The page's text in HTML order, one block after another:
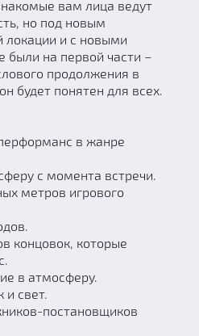
вам лица ведут
но под новым
локации и с новыми
были на первой части –
продолжения в
будет понятен для всех.
в жанре
с момента встречи.
метров игрового
концовок, которые
в атмосферу.
и свет.
постановщиков